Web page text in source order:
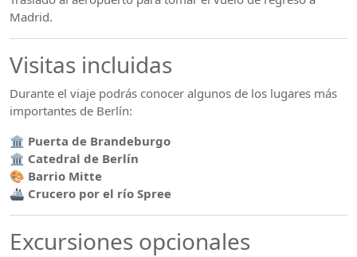
Madrid.
Visitas incluidas
Durante el viaje podrás conocer algunos de los lugares más
importantes de Berlín:
🏛 Puerta de Brandeburgo
🏛 Catedral de Berlín
🎨 Barrio Mitte
🚢 Crucero por el río Spree
Excursiones opcionales